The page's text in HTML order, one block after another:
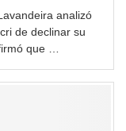
analizó
de declinar su
que …